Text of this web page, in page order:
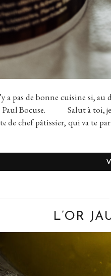
pas de bonne cuisine si, au
Paul Bocuse. Salut à toi,
de chef pâtissier, qui va te
L’OR